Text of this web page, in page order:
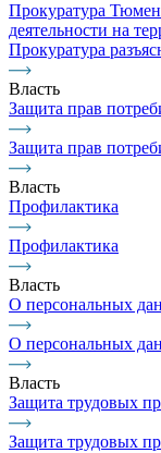
Прокуратура
деятельности на
Прокуратура
Власть
Защита прав
Защита прав
Власть
Профилактика
Профилактика
Власть
О персональных
О персональных
Власть
Защита трудовых
Защита трудовых